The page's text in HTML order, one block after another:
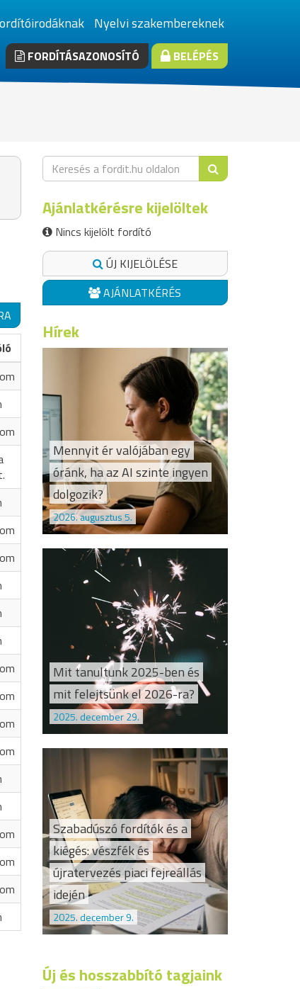
Nyelvi szakembereknek
FORDÍTÁSAZONOSÍTÓ BELÉPÉS
Ajánlatkérésre kijelöltek
Nincs kijelölt fordító
ÚJ KIJELÖLÉSE
AJÁNLATKÉRÉS
Hírek
Mennyit ér valójában egy
óránk, ha az AI szinte ingyen
dolgozik?
2026. augusztus 5.
Mit tanultunk 2025-ben és
mit felejtsünk el 2026-ra?
2025. december 29.
Szabadúszó fordítók és a
kiégés: vészfék és
újratervezés piaci fejreállás
idején
2025. december 9.
Új és hosszabbító tagjaink